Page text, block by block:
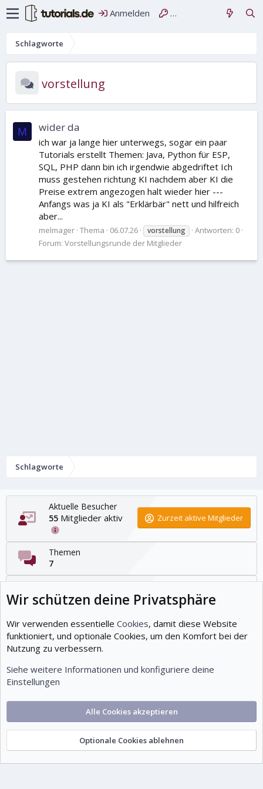
Anmelden Registrieren
Schlagworte
vorstellung
M wider da
ich war ja lange hier unterwegs, sogar ein paar
Tutorials erstellt Themen: Java, Python für ESP,
SQL, PHP dann bin ich irgendwie abgedriftet Ich
muss gestehen richtung KI nachdem aber KI die
Preise extrem angezogen halt wieder hier ---
Anfangs was ja KI als "Erklärbär" nett und hilfreich
aber...
melmager Thema 06.07.26 vorstellung
Antworten: 0
Forum: Vorstellungsrunde der Mitglieder
Schlagworte
Aktuelle Besucher
55 Mitglieder aktiv Zurzeit aktive Mitglieder
Themen
7
12
Mitglieder
19
Neuestes Mitglied
Nutzungsbedingungen
Datenschutz
Hilfe und Impressum
Start
R
S
S
© 1999-2026 tutorials.de – Wissen. Gemeinsam.Community platform by XenForo
2010-2026 XenForo Ltd.
Wir schützen deine Privatsphäre
Wir verwenden essentielle Cookies, damit diese Website
funktioniert, und optionale Cookies, um den Komfort bei der
Nutzung zu verbessern.
Siehe weitere Informationen und konfiguriere deine
Einstellungen
Alle Cookies akzeptieren
Optionale Cookies ablehnen